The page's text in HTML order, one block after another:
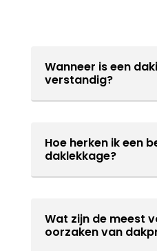
Wanneer is een
verstandig?
Hoe herken ik een
daklekkage?
Wat zijn de meest
oorzaken van